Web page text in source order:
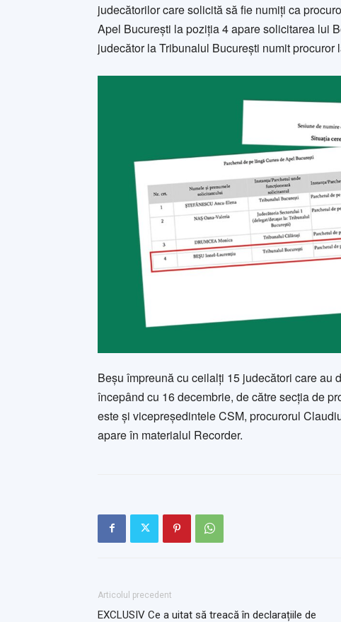
judecătorilor care solicită să fie numiți ca
Apel București la poziția 4 apare solicitarea lui
judecător la Tribunalul București numit
Beșu împreună cu ceilalți 15 judecători care au
începând cu 16 decembrie, de către secția de
este și vicepreședintele CSM, procurorul
apare în materialul Recorder.
Articolul precedent
EXCLUSIV Ce a uitat să treacă în declarațiile de